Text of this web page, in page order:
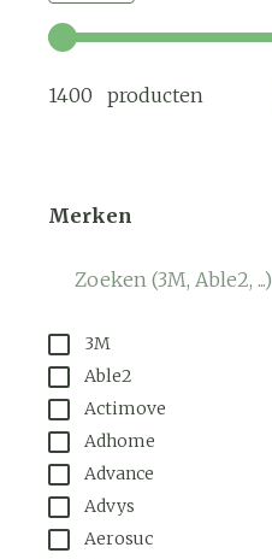
Gebruik de
1400 producten
Merken
3M
Able2
Actimove
Adhome
Advance
Advys
Aerosuc